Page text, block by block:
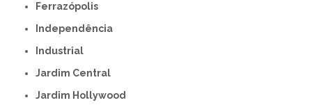
Ferrazópolis
Independência
Industrial
Jardim Central
Jardim Hollywood